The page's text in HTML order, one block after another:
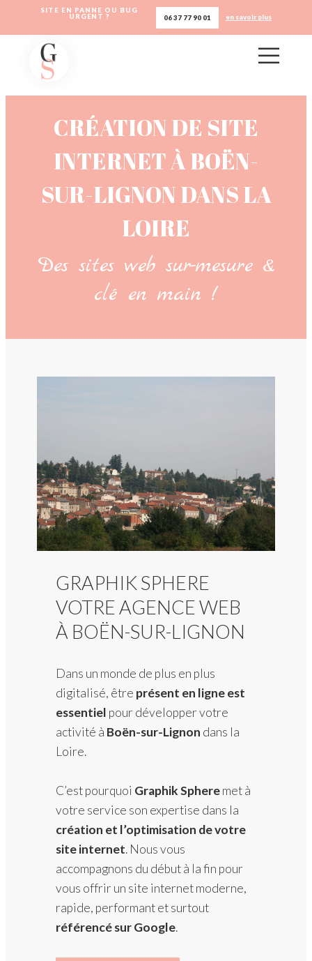
SITE EN PANNE OU BUG
URGENT ?
06 37 77 90 01 en savoir plus
CRÉATION DE SITE
INTERNET À BOËN-
SUR-LIGNON DANS LA
LOIRE
Des sites web sur-mesure &
clé en main !
GRAPHIK SPHERE
VOTRE AGENCE WEB
À BOËN-SUR-LIGNON
Dans un monde de plus en plus
digitalisé, être présent en ligne est
essentiel pour développer votre
activité à Boën-sur-Lignon dans la
Loire.
C’est pourquoi Graphik Spheremet à
votre service son expertise dans la
création et l’optimisation de votre
site internet. Nous vous
accompagnons du début à la fin pour
vous offrir un site internet moderne,
rapide, performant et surtout
référencé sur Google.